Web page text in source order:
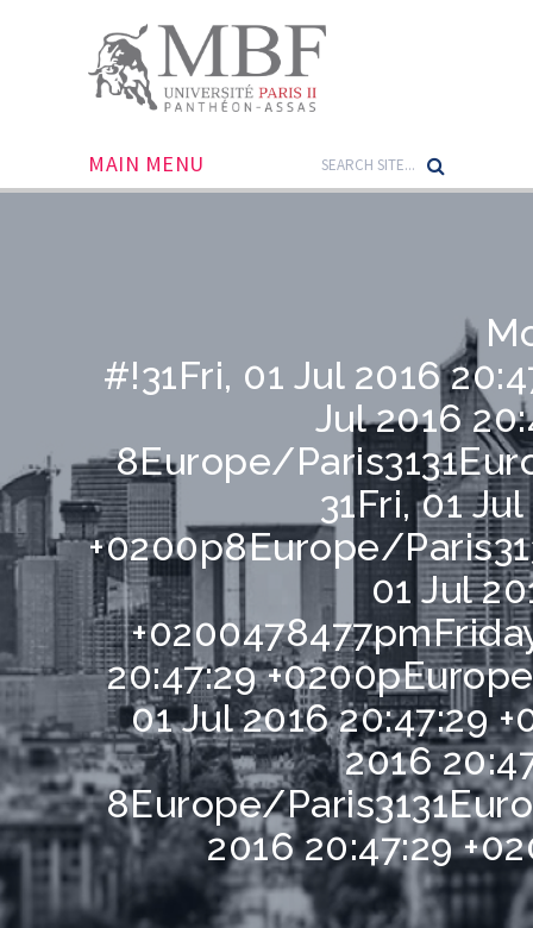
MAIN MENU
#!31Fri, 01 Jul 2016
Jul 2016
8Europe/
31Fri, 01
+0200p8Europe/
01 Jul
20:47:29
01 Jul 2016 20:47:29
2016
8Europe/
2016 20:47:29